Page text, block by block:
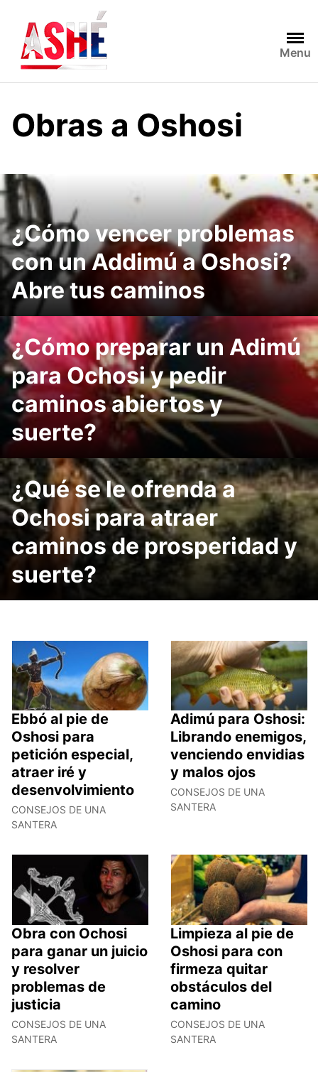
contenido
Menu
Obras a Oshosi
¿Cómo vencer problemas
con un Addimú a Oshosi?
Abre tus caminos
¿Cómo preparar un Adimú
para Ochosi y pedir
caminos abiertos y
suerte?
¿Qué se le ofrenda a
Ochosi para atraer
caminos de prosperidad y
suerte?
Ebbó al pie de
Oshosi para
petición especial,
atraer iré y
desenvolvimiento
CONSEJOS DE UNA
SANTERA
Adimú para Oshosi:
Librando enemigos,
venciendo envidias
y malos ojos
CONSEJOS DE UNA
SANTERA
Obra con Ochosi
para ganar un juicio
y resolver
problemas de
justicia
CONSEJOS DE UNA
SANTERA
Limpieza al pie de
Oshosi para con
firmeza quitar
obstáculos del
camino
CONSEJOS DE UNA
SANTERA